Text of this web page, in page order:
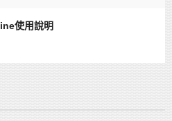
使用說明